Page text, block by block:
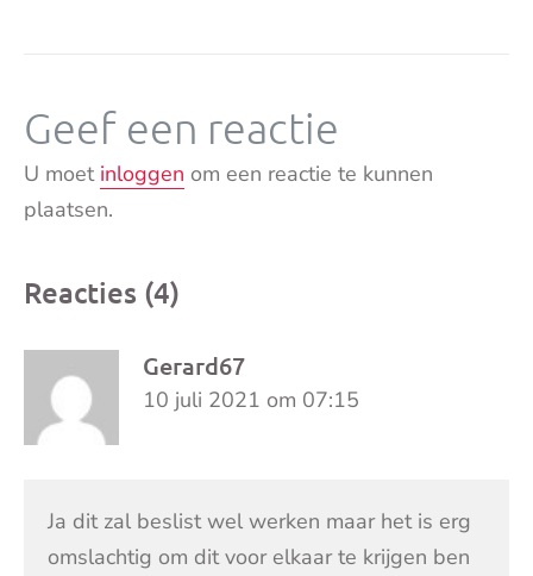
Geef een reactie
U moet inloggen om een reactie te kunnen
plaatsen.
Reacties (4)
Gerard67
10 juli 2021 om 07:15
Ja dit zal beslist wel werken maar het is erg
omslachtig om dit voor elkaar te krijgen ben